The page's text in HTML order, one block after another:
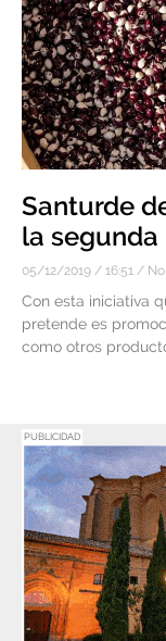
Santurde
la segunda
05/12/2019 16:51
Con esta iniciativa
pretende es
como otros
PUBLICIDAD